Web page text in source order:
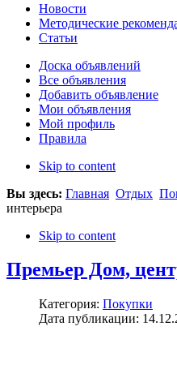
Новости
Методические
Статьи
Доска объявлений
Все объявления
Добавить объявление
Мои объявления
Мой профиль
Правила
Skip to content
Вы здесь: Главная Отдых
интерьера
Skip to content
Премьер Дом,
Категория: Покупки
Дата публикации: